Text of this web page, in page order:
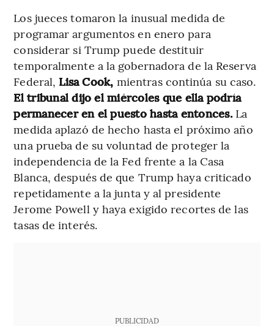
Los jueces tomaron la inusual medida de
programar argumentos en enero para
considerar si Trump puede destituir
temporalmente a la gobernadora de la Reserva
Federal, Lisa Cook, mientras continúa su caso.
El tribunal dijo el miércoles que ella podría
permanecer en el puesto hasta entonces.La
medida aplazó de hecho hasta el próximo año
una prueba de su voluntad de proteger la
independencia de la Fed frente a la Casa
Blanca, después de que Trump haya criticado
repetidamente a la junta y al presidente
Jerome Powell y haya exigido recortes de las
tasas de interés.
PUBLICIDAD